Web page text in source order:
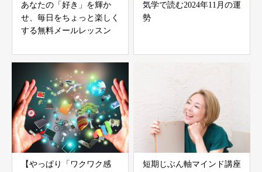
あなたの「好き」を輝か
せ、毎日をちょっと楽しく
する無料メールレッスン
気学で読む2024年11月の運
勢
【やっぱり「ワクワク感
短期じぶん軸マインド講座